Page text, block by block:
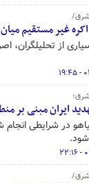
غیر مستقیم
از
ایران مبنی
در شرایطی